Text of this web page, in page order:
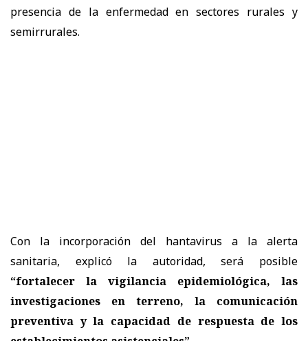
presencia de la enfermedad en sectores rurales y
semirrurales.
Con la incorporación del hantavirus a la alerta
sanitaria, explicó la autoridad, será posible
“fortalecer la vigilancia epidemiológica, las
investigaciones en terreno, la comunicación
preventiva y la capacidad de respuesta de los